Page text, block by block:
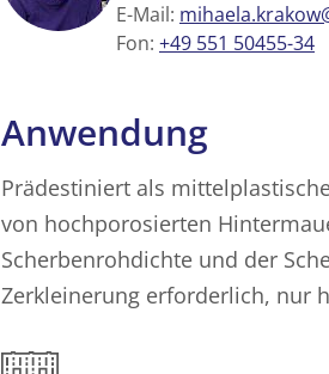
E-Mail:
Fon: +49 551 50455-34
Anwendung
Prädestiniert als
von hochporosierten
Scherbenrohdichte und der
Zerkleinerung erforderlich, nur